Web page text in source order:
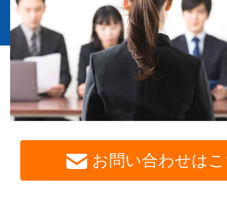
お問い合わせは